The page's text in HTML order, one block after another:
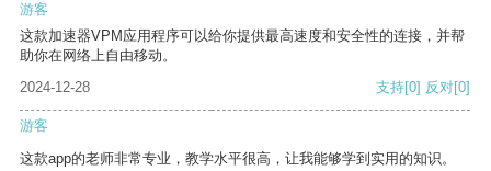
游客
这款加速器VPM应用程序可以给你提供最高速度和安全性的连接，并帮
助你在网络上自由移动。
2024-12-28
支持[0] 反对[0]
游客
这款app的老师非常专业，教学水平很高，让我能够学到实用的知识。